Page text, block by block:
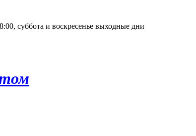
суббота и воскресенье выходные дни